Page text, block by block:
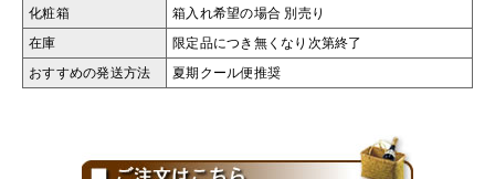
化粧箱 箱入れ希望の場合 別売り
在庫 限定品につき無くなり次第終了
おすすめの発送方法 夏期クール便推奨